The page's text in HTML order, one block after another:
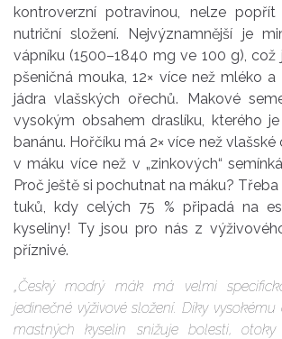
kontroverzní potravinou, nelze
nutriční složení. Nejvýznamnější je
vápníku (1500–1840 mg ve 100 g), což
pšeničná mouka, 12× více než mléko a
jádra vlašských ořechů. Makové
vysokým obsahem draslíku, kterého
banánu. Hořčíku má 2× více než vlašské
v máku více než v „zinkových“
Proč ještě si pochutnat na máku? Třeba
tuků, kdy celých 75 % připadá na
kyseliny! Ty jsou pro nás z
příznivé.
„Český modrý mák má velmi
jedinečné výživové složení. Díky
mastných kyselin snižuje bolesti,